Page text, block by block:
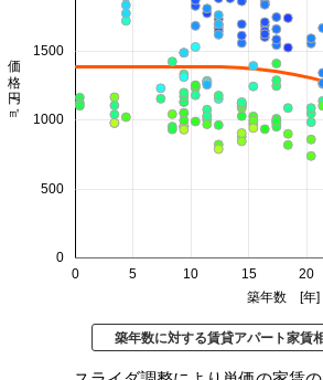
0 5 10 15 20
0
500
1000
1500
築年数 [年]
価格 円/㎡
築年数に対する賃貸アパート家賃